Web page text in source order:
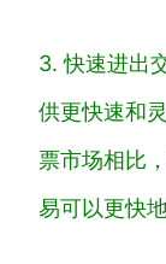
3. 快速进出
供更快速和
票市场相比
易可以更快